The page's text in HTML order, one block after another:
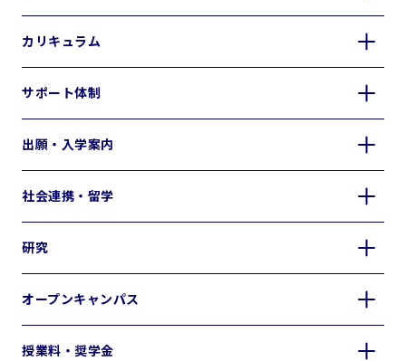
カリキュラム
サポート体制
出願・入学案内
社会連携・留学
研究
オープンキャンパス
授業料・奨学金